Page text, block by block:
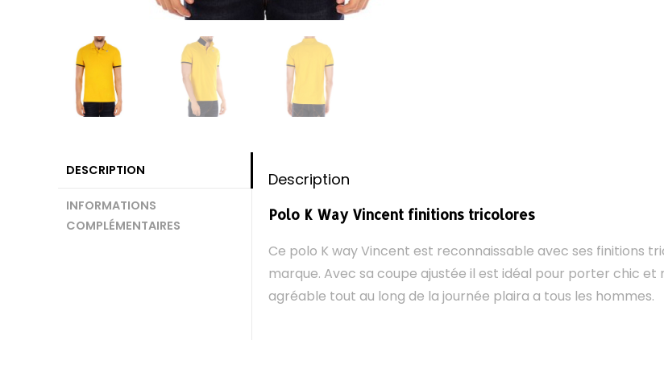
DESCRIPTION
INFORMATIONS
COMPLÉMENTAIRES
Description
Polo K Way Vincent finitions tricolores
Ce polo K way Vincent est reconnaissable avec ses finitions
marque. Avec sa coupe ajustée il est idéal pour porter chic
agréable tout au long de la journée plaira a tous les hommes.